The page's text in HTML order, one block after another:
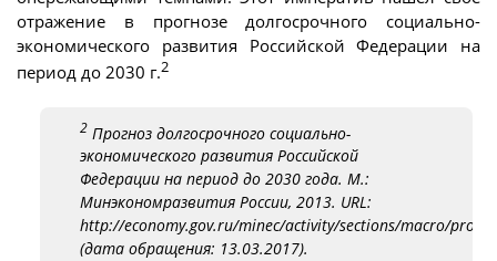
отражение в прогнозе долгосрочного социально-
экономического развития Российской Федерации на
период до 2030 г.2
2 Прогноз долгосрочного социально-
экономического развития Российской
Федерации на период до 2030 года. М.:
Минэкономразвития России, 2013. URL:
http://economy.gov.ru/minec/activity/sections/macro/
(дата обращения: 13.03.2017).